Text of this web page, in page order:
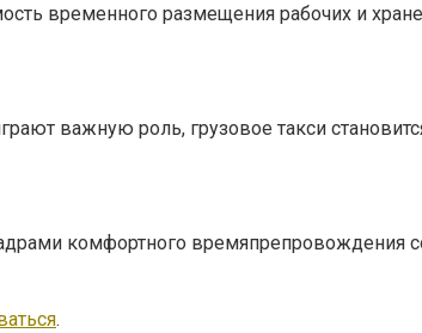
временного размещения рабочих и
важную роль, грузовое такси
комфортного времяпрепровождения
.